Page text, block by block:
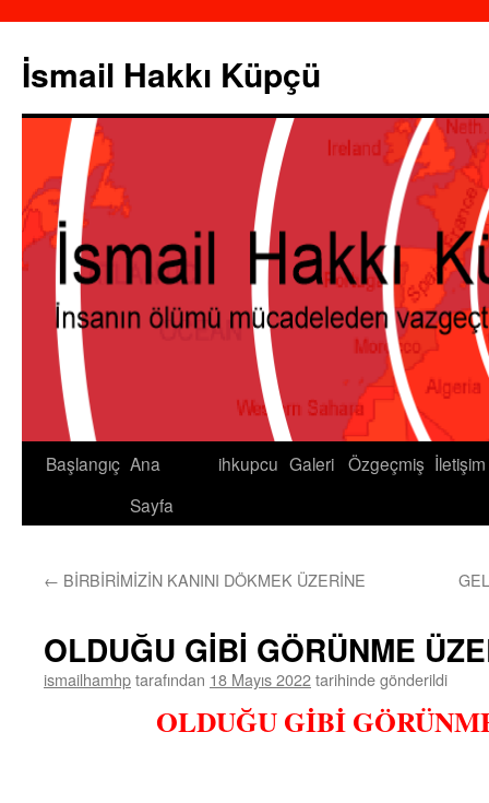
İsmail Hakkı Küpçü
Başlangıç Ana
Sayfa
ihkupcu Galeri Özgeçmiş İletişim
← BİRBİRİMİZİN KANINI DÖKMEK ÜZERİNE
OLDUĞU GİBİ GÖRÜNME
ismailhamhptarafından 18 Mayıs 2022tarihinde gönderildi
OLDUĞU GİBİ